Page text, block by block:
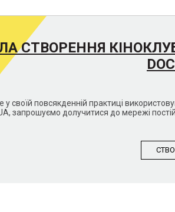
СТВОРЕННЯ
своїй повсякденній практиці
запрошуємо долучитися до мережі